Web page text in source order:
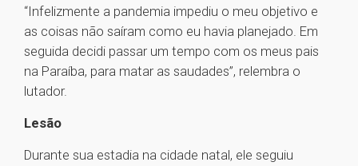
“Infelizmente a pandemia impediu o meu objetivo e
as coisas não saíram como eu havia planejado. Em
seguida decidi passar um tempo com os meus pais
na Paraíba, para matar as saudades”, relembra o
lutador.
Lesão
Durante sua estadia na cidade natal, ele seguiu